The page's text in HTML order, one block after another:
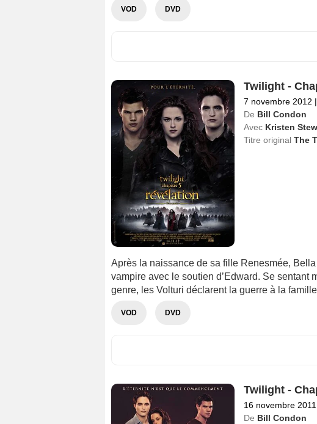
VOD DVD
Twilight -
7 novembre 2012 |
De Bill Condon
Avec Kristen
Titre original The
Après la naissance de sa fille Renesmée,
vampire avec le soutien d’Edward. Se sentant
genre, les Volturi déclarent la guerre à la
VOD DVD
Twilight -
16 novembre 2011
De Bill Condon